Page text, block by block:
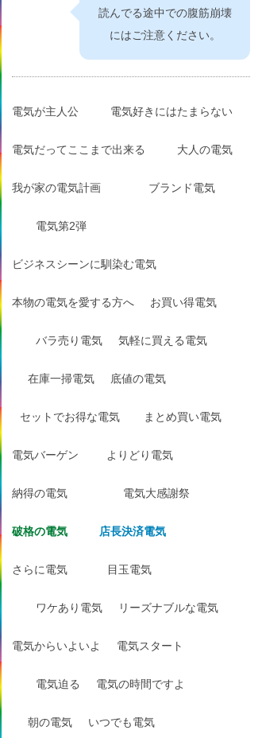
読んでる途中での腹筋崩壊
にはご注意ください。
電気が主人公 電気好きにはたまらない
電気だってここまで出来る 大人の電気
我が家の電気計画 ブランド電気
電気第2弾
ビジネスシーンに馴染む電気
本物の電気を愛する方へ お買い得電気
バラ売り電気 気軽に買える電気
在庫一掃電気 底値の電気
セットでお得な電気 まとめ買い電気
電気バーゲン よりどり電気
納得の電気 電気大感謝祭
破格の電気 店長決済電気
さらに電気 目玉電気
ワケあり電気 リーズナブルな電気
電気からいよいよ 電気スタート
電気迫る 電気の時間ですよ
朝の電気 いつでも電気